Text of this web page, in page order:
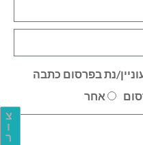
צ
ו
ר
נת בפרסום כתבה
אחר